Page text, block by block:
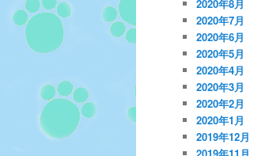
2020年8月
2020年7月
2020年6月
2020年5月
2020年4月
2020年3月
2020年2月
2020年1月
2019年12月